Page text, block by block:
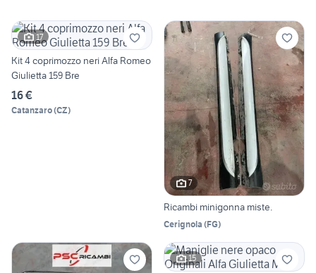
17
Kit 4 coprimozzo neri Alfa Romeo
Giulietta 159 Bre
16 €
Catanzaro(CZ)
7
Ricambi minigonna miste.
Cerignola (FG)
15